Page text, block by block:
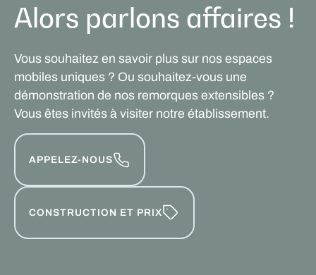
Alors parlons affaires !
Vous souhaitez en savoir plus sur nos espaces
mobiles uniques ? Ou souhaitez-vous une
démonstration de nos remorques extensibles ?
Vous êtes invités à visiter notre établissement.
APPELEZ-NOUS
CONSTRUCTION ET PRIX